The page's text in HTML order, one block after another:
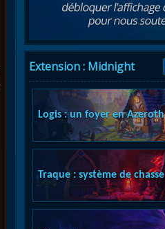
Extension : Midnight
Logis : un foyer en Azeroth
Traque : système de chasse